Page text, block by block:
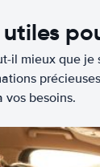
utiles
il mieux que je
vos besoins.